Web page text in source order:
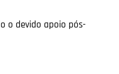
o devido apoio pós-